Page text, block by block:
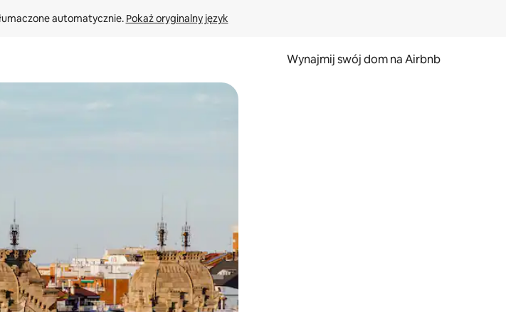
automatycznie. Pokaż oryginalny język
Wynajmij swój dom na Airbnb
w górę i w dół lub przeglądać je za pomocą gestów dotykowych lub przesuwania.